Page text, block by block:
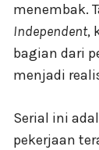
menembak.
Independent,
bagian dari
menjadi
Serial ini
pekerjaan